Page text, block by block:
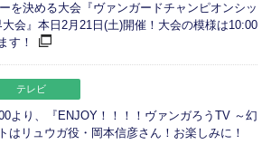
を決める大会『ヴァンガードチャンピオンシッ
会』本日2月21日(土)開催！大会の模様は10:00
す！
テレビ
より、『ENJOY！！！！ヴァンガろうTV ～幻
はリュウガ役・岡本信彦さん！お楽しみに！